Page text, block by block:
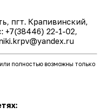
пгт. Крапивинский,
+7(38446) 22-1-02,
полностью возможны только